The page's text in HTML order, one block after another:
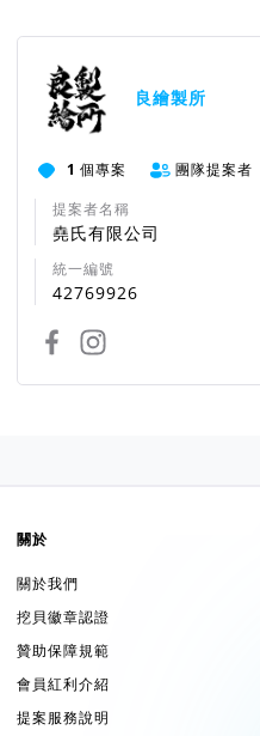
良繪製所
1 個專案
團隊提案者
提案者名稱
堯氏有限公司
統一編號
42769926
關於
關於我們
挖貝徽章認證
贊助保障規範
會員紅利介紹
提案服務說明